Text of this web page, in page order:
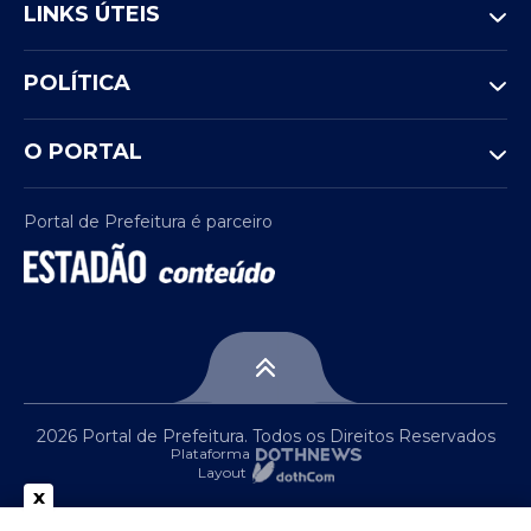
“O lucro da sua empresa é seu,
declarou.
apoiaram a fala, destacando a importância
da fidelidade religiosa e da transparência
relação às doações financeiras.
LINKS ÚTEIS
POLÍTICA
O PORTAL
Portal de Prefeitura é parceiro
2026 Portal de Prefeitura. Todos os Direitos Reservados
Plataforma
Layout
x